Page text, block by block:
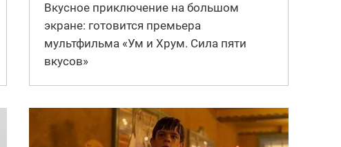
Вкусное приключение на большом
экране: готовится премьера
мультфильма «Ум и Хрум. Сила пяти
вкусов»